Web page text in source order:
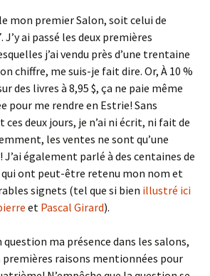
mon premier Salon, soit celui de
ai passé les deux premières
j’ai vendu près d’une trentaine
chiffre, me suis-je fait dire. Or, À 10 %
des livres à 8,95 $, ça ne paie même
pour me rendre en Estrie! Sans
deux jours, je n’ai ni écrit, ni fait de
les ventes ne sont qu’une
J’ai également parlé à des centaines de
ont peut-être retenu mon nom et
signets (tel que si bien illustré ici
et Pascal Girard).
question ma présence dans les salons,
raisons mentionnées pour